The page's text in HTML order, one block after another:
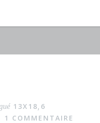
13X18, 6
1 COMMENTAIRE